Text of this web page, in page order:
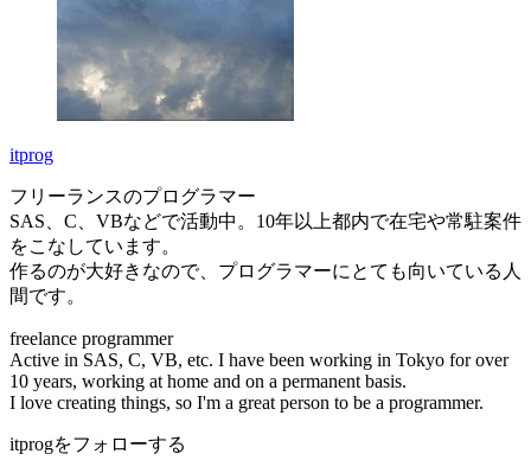
itprog
フリーランスのプログラマー
SAS、C、VBなどで活動中。10年以上都内で在宅や常駐案件
をこなしています。
作るのが大好きなので、プログラマーにとても向いている人
間です。
freelance programmer
Active in SAS, C, VB, etc. I have been working in Tokyo for over
10 years, working at home and on a permanent basis.
I love creating things, so I'm a great person to be a programmer.
itprogをフォローする